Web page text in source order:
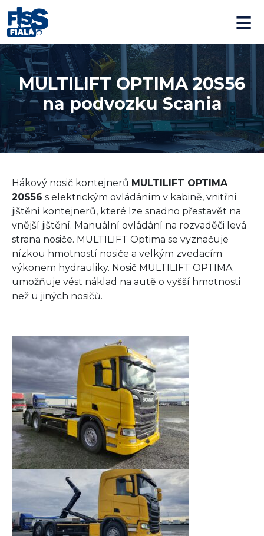
≡
MULTILIFT OPTIMA 20S56
na podvozku Scania
Hákový nosič kontejnerů MULTILIFT OPTIMA
20S56 s elektrickým ovládáním v kabině, vnitřní
jištění kontejnerů, které lze snadno přestavět na
vnější jištění. Manuální ovládání na rozvaděči levá
strana nosiče. MULTILIFT Optima se vyznačuje
nízkou hmotností nosiče a velkým zvedacím
výkonem hydrauliky. Nosič MULTILIFT OPTIMA
umožňuje vést náklad na autě o vyšší hmotnosti
než u jiných nosičů.